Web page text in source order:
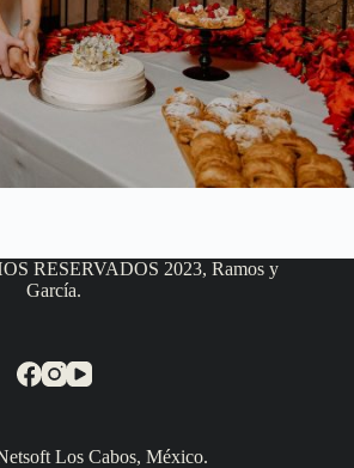
RESERVADOS 2023, Ramos y
García.
Los Cabos, México.